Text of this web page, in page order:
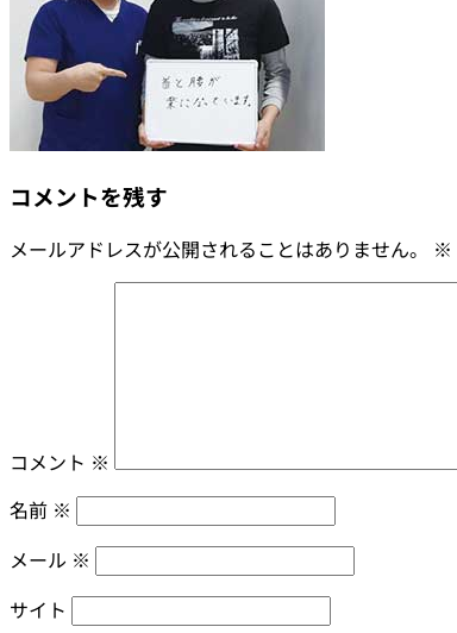
コメントを残す
メールアドレスが公開されることはありません。 ※
コメント ※
名前 ※
メール ※
サイト